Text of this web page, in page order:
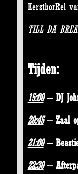
KerstborRel
TILL DA
Tijden:
15:00– DJ
20:45– Zaal
21:00 –
22:30–